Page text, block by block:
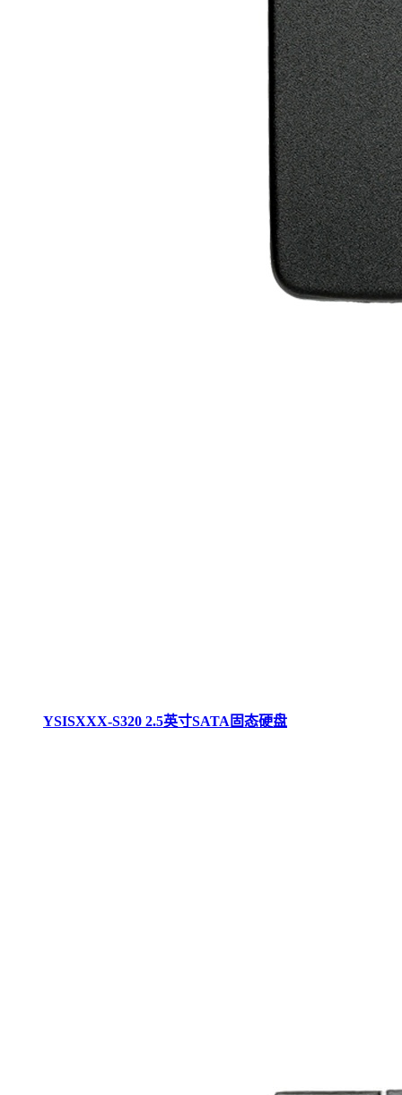
YSISXXX-S320 2.5英寸SATA固态硬盘